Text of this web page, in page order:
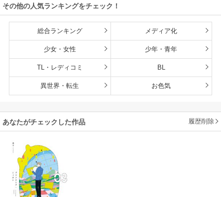
長して無双します
その他の人気ランキングをチェック！
総合ランキング メディア化
少女・女性 少年・青年
TL・レディコミ BL
異世界・転生 お色気
あなたがチェックした作品 履歴削除